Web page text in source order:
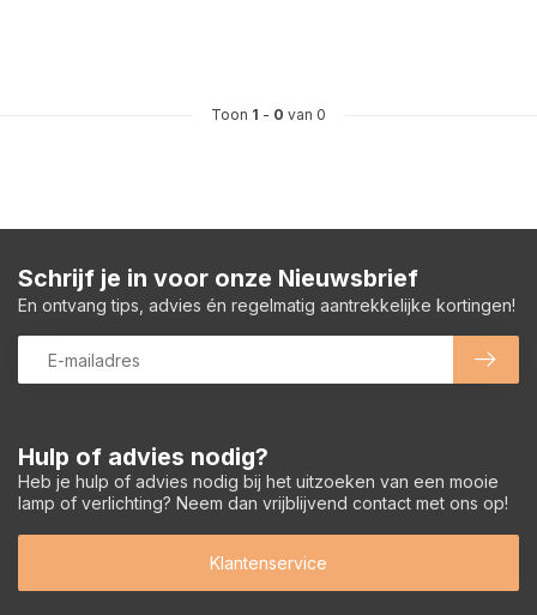
Toon 1 - 0 van 0
Hulp of advies nodig?
Heb je hulp of advies nodig bij het uitzoeken van een mooie
lamp of verlichting? Neem dan vrijblijvend contact met ons op!
Klantenservice
Schrijf je in voor onze Nieuwsbrief
En ontvang tips, advies én regelmatig aantrekkelijke kortingen!